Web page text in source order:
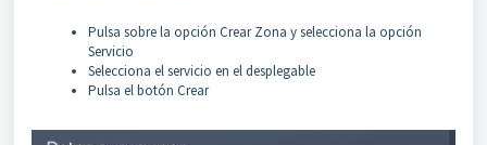
Pulsa sobre la opción Crear Zona y selecciona la opción
Servicio
Selecciona el servicio en el desplegable
Pulsa el botón Crear